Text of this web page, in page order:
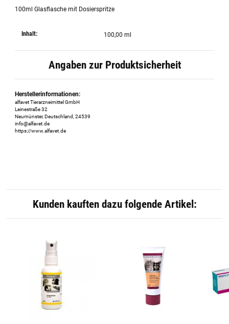
100ml Glasflasche mit Dosierspritze
Inhalt: 100,00 ml
Angaben zur Produktsicherheit
Herstellerinformationen:
alfavet Tierarzneimittel GmbH
Leinestraße 32
Neumünster, Deutschland, 24539
info@alfavet.de
https://www.alfavet.de
Kunden kauften dazu folgende Artikel: